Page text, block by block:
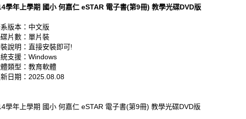
學年上學期 國小 何嘉仁 eSTAR 電子書(第9冊) 教學光碟DVD版
版本：中文版
片數：單片裝
說明：直接安裝即可!
支援：Windows
類型：教育軟體
日期：2025.08.08
學年上學期 國小 何嘉仁 eSTAR 電子書(第9冊) 教學光碟DVD版